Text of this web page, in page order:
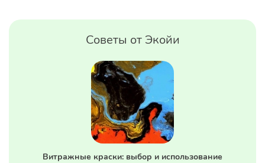
Советы от Экойи
Витражные краски: выбор и использование